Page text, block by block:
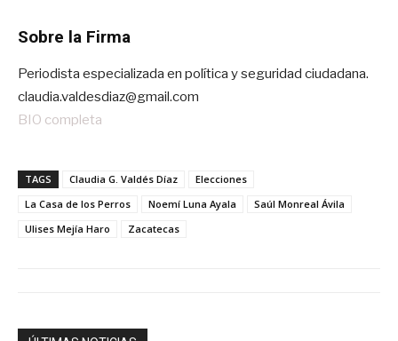
Sobre la Firma
Periodista especializada en política y seguridad ciudadana.
claudia.valdesdiaz@gmail.com
BIO completa
TAGS Claudia G. Valdés Díaz
Elecciones
La Casa de los Perros
Noemí Luna Ayala
Saúl Monreal Ávila
Ulises Mejía Haro
Zacatecas